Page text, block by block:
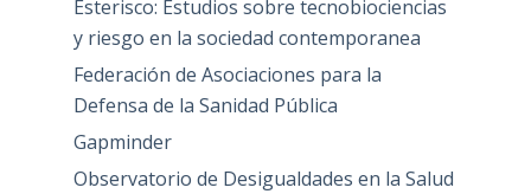
Esterisco: Estudios sobre tecnobiociencias
y riesgo en la sociedad contemporanea
Federación de Asociaciones para la
Defensa de la Sanidad Pública
Gapminder
Observatorio de Desigualdades en la Salud